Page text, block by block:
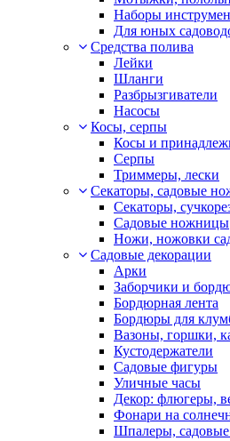
Наборы
Для юных
Средства полива
Лейки
Шланги
Разбрызгиватели
Насосы
Косы, серпы
Косы и
Серпы
Триммеры, лески
Секаторы, садовые
Секаторы,
Садовые ножницы
Ножи, ножовки
Садовые декорации
Арки
Заборчики и
Бордюрная лента
Бордюры для
Вазоны, горшки,
Кустодержатели
Садовые фигуры
Уличные часы
Декор: флюгеры,
Фонари на
Шпалеры,